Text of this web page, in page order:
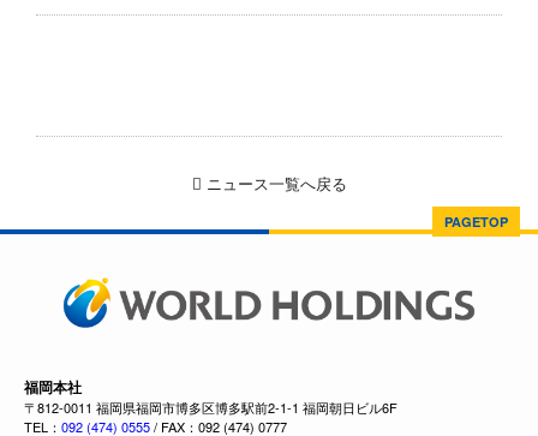
ニュース一覧へ戻る
PAGETOP
福岡本社
〒812-0011 福岡県福岡市博多区博多駅前2-1-1 福岡朝日ビル6F
TEL： 092 (474) 0555/ FAX：092 (474) 0777